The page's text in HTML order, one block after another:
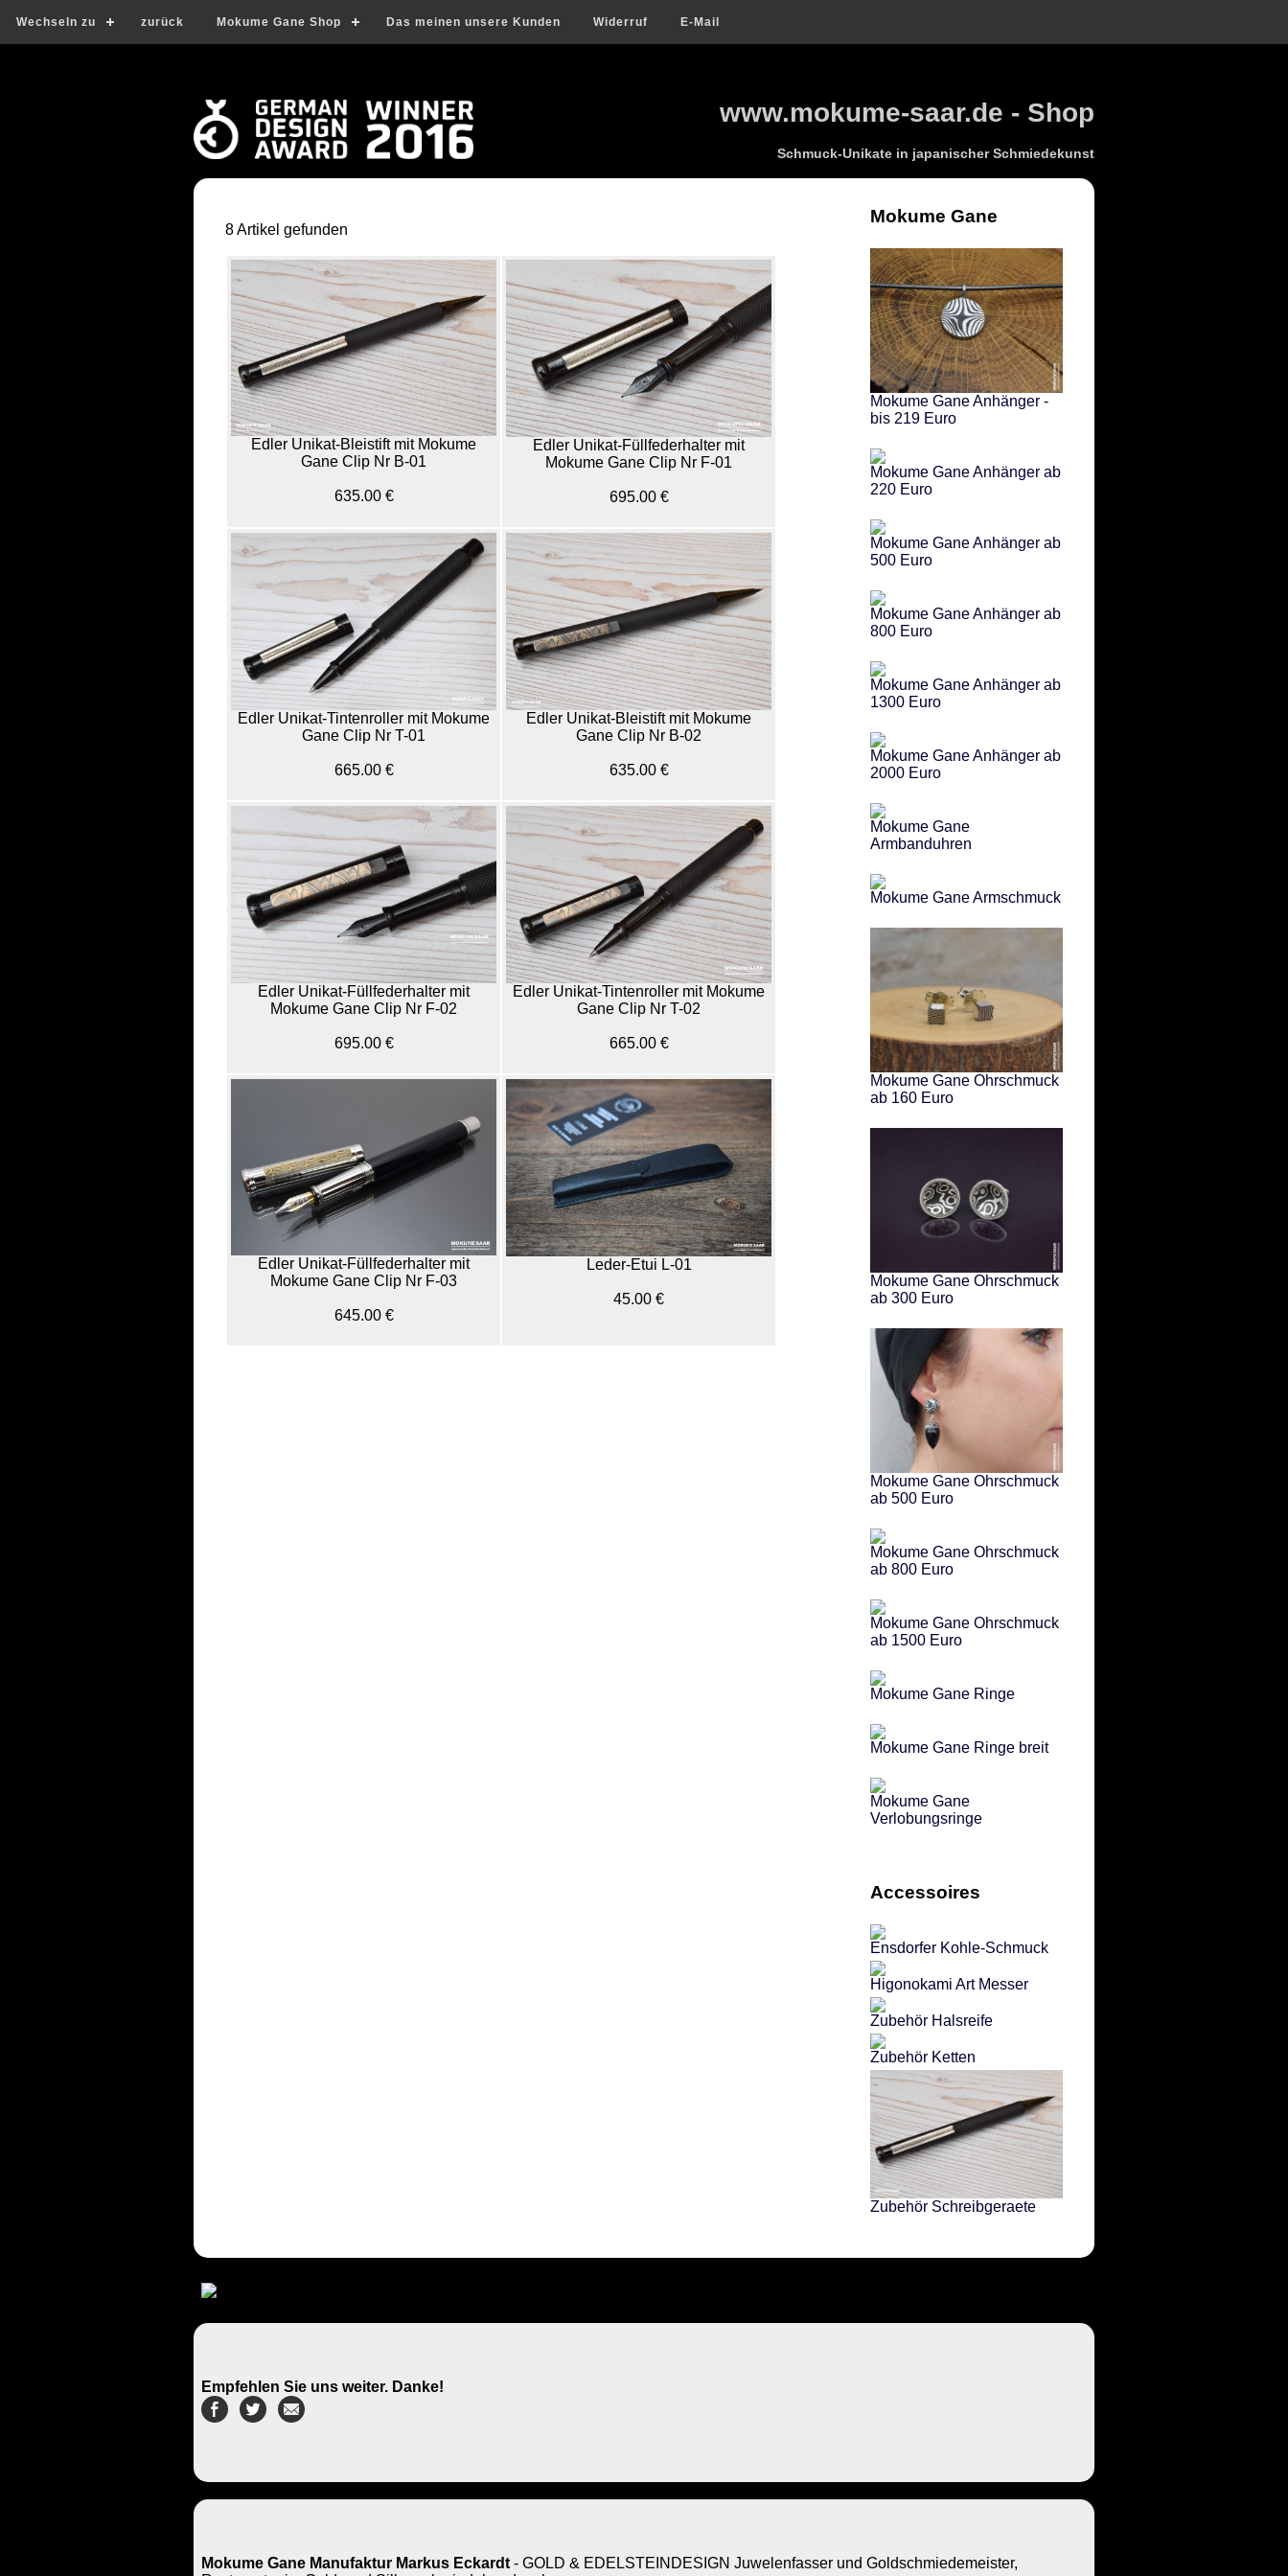
Wechseln zu zurück Mokume Gane Shop Das meinen unsere Kunden Widerruf E-Mail
www.mokume-saar.de - Shop
Schmuck-Unikate in japanischer Schmiedekunst
8 Artikel gefunden
Edler Unikat-Bleistift mit Mokume
Gane Clip Nr B-01
635.00 €
Edler Unikat-Füllfederhalter mit
Mokume Gane Clip Nr F-01
695.00 €
Edler Unikat-Tintenroller mit Mokume
Gane Clip Nr T-01
665.00 €
Edler Unikat-Bleistift mit Mokume
Gane Clip Nr B-02
635.00 €
Edler Unikat-Füllfederhalter mit
Mokume Gane Clip Nr F-02
695.00 €
Edler Unikat-Tintenroller mit Mokume
Gane Clip Nr T-02
665.00 €
Edler Unikat-Füllfederhalter mit
Mokume Gane Clip Nr F-03
645.00 €
Leder-Etui L-01
45.00 €
Mokume Gane
Mokume Gane Anhänger -
bis 219 Euro
Mokume Gane Anhänger ab
220 Euro
Mokume Gane Anhänger ab
500 Euro
Mokume Gane Anhänger ab
800 Euro
Mokume Gane Anhänger ab
1300 Euro
Mokume Gane Anhänger ab
2000 Euro
Mokume Gane
Armbanduhren
Mokume Gane Armschmuck
Mokume Gane Ohrschmuck
ab 160 Euro
Mokume Gane Ohrschmuck
ab 300 Euro
Mokume Gane Ohrschmuck
ab 500 Euro
Mokume Gane Ohrschmuck
ab 800 Euro
Mokume Gane Ohrschmuck
ab 1500 Euro
Mokume Gane Ringe
Mokume Gane Ringe breit
Mokume Gane
Verlobungsringe
Accessoires
Ensdorfer Kohle-Schmuck
Higonokami Art Messer
Zubehör Halsreife
Zubehör Ketten
Zubehör Schreibgeraete
Empfehlen Sie uns weiter. Danke!
Mokume Gane Manufaktur Markus Eckardt - GOLD & EDELSTEINDESIGN Juwelenfasser und Goldschmiedemeister,